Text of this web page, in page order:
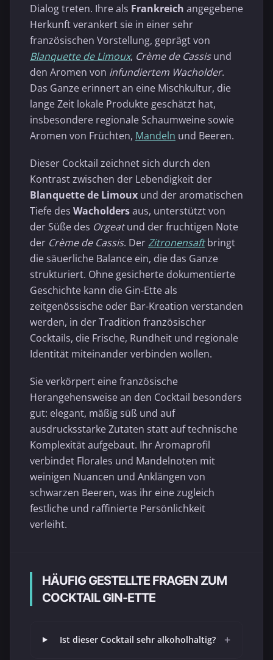
Dialog treten. Ihre als Frankreich angegebene
Herkunft verankert sie in einer sehr
französischen Vorstellung, geprägt von
Blanquette de Limoux, Crème de Cassisund
den Aromen von infundiertem Wacholder.
Das Ganze erinnert an eine Mischkultur, die
lange Zeit lokale Produkte geschätzt hat,
insbesondere regionale Schaumweine sowie
Aromen von Früchten, Mandeln und Beeren.
Dieser Cocktail zeichnet sich durch den
Kontrast zwischen der Lebendigkeit der
Blanquette de Limoux und der aromatischen
Tiefe des Wacholdersaus, unterstützt von
der Süße des Orgeatund der fruchtigen Note
der Crème de Cassis. DerZitronensaftbringt
die säuerliche Balance ein, die das Ganze
strukturiert. Ohne gesicherte dokumentierte
Geschichte kann die Gin-Ette als
zeitgenössische oder Bar-Kreation verstanden
werden, in der Tradition französischer
Cocktails, die Frische, Rundheit und regionale
Identität miteinander verbinden wollen.
Sie verkörpert eine französische
Herangehensweise an den Cocktail besonders
gut: elegant, mäßig süß und auf
ausdrucksstarke Zutaten statt auf technische
Komplexität aufgebaut. Ihr Aromaprofil
verbindet Florales und Mandelnoten mit
weinigen Nuancen und Anklängen von
schwarzen Beeren, was ihr eine zugleich
festliche und raffinierte Persönlichkeit
verleiht.
HÄUFIG GESTELLTE FRAGEN ZUM
COCKTAIL GIN-ETTE
Ist dieser Cocktail sehr alkoholhaltig? +